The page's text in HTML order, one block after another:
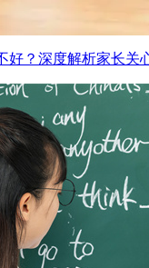
好？深度解析家长关